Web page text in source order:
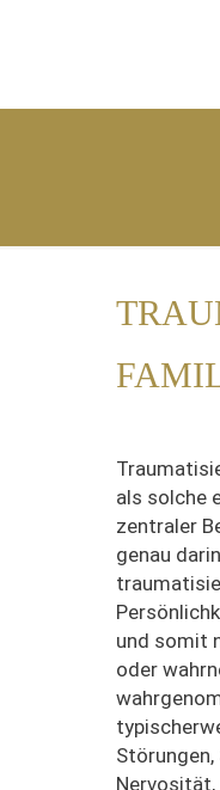
als solche
zentraler
genau
und somit
oder